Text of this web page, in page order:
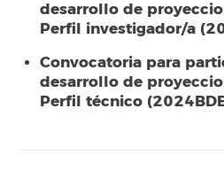
desarrollo de
Perfil investigador/a
Convocatoria para
desarrollo de
Perfil técnico